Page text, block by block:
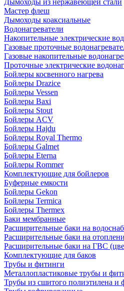
Дымоходы из нержавеющей стали
Мастер флеш
Дымоходы коаксиальные
Водонагреватели
Накопительные электрические
Газовые проточные
Газовые накопительные
Проточные электрические
Бойлеры косвенного нагрева
Бойлеры Drazice
Бойлеры Vessen
Бойлеры Baxi
Бойлеры Stout
Бойлеры ACV
Бойлеры Hajdu
Бойлеры Royal Thermo
Бойлеры Galmet
Бойлеры Eterna
Бойлеры Rommer
Комплектующие для бойлеров
Буферные емкости
Бойлеры Gekon
Бойлеры Termica
Бойлеры Thermex
Баки мембранные
Расширительные баки на
Расширительные баки на
Расширительные баки на ГВС
Комплектующие для баков
Трубы и фитинги
Металлопластиковые трубы и
Трубы из сшитого полиэтилена и